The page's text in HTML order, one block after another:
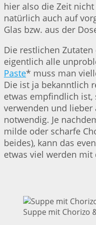
hier also die Zeit
natürlich auch auf
Glas bzw. aus der
Die restlichen
eigentlich alle
Paste* muss man
Die ist ja bekanntlich
etwas empfindlich
verwenden und lieber
notwendig. Je
milde oder scharfe
beides), kann das
etwas viel werden mit
Suppe mit Chorizo